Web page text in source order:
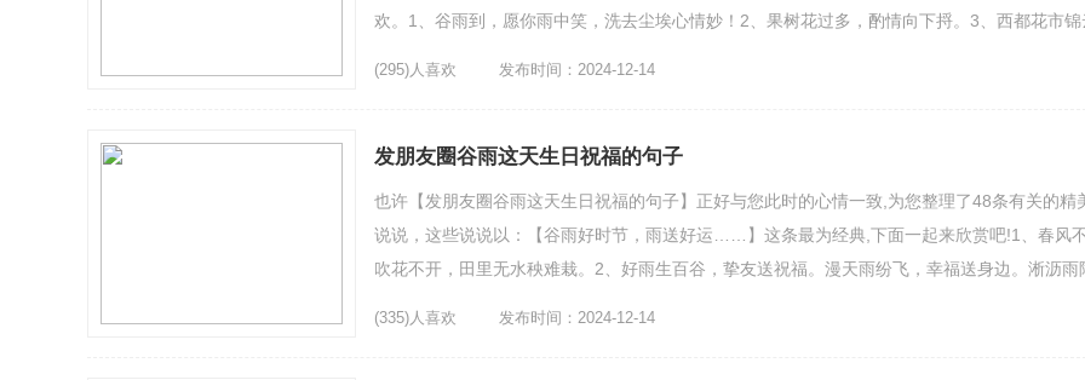
欢。1、谷雨到，愿你雨中笑，洗去尘埃心情妙！2、果树花过多，酌情向下捋。3、西都花市锦
(295)人喜欢 发布时间：2024-12-14
发朋友圈谷雨这天生日祝福的句子
也许【发朋友圈谷雨这天生日祝福的句子】正好与您此时的心情一致,为您整理了48条有关的精
说说，这些说说以：【谷雨好时节，雨送好运……】这条最为经典,下面一起来欣赏吧!1、春风
吹花不开，田里无水秧难栽。2、好雨生百谷，挚友送祝福。漫天雨纷飞，幸福送身边。淅沥雨
(335)人喜欢 发布时间：2024-12-14